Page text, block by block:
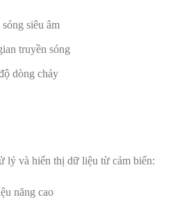
siêu âm
truyền sóng
dòng chảy
lý và hiển thị dữ liệu từ cảm biến:
năng cao